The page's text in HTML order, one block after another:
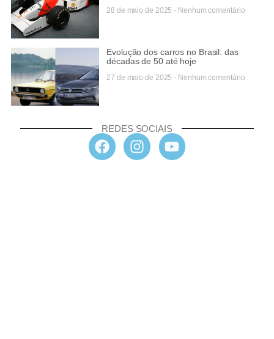
28 de maio de 2025 Nenhum comentário
Evolução dos carros no Brasil: das
décadas de 50 até hoje
27 de maio de 2025 Nenhum comentário
REDES SOCIAIS